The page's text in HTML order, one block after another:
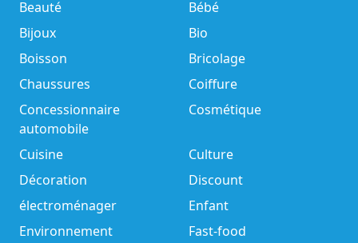
Beauté
Bébé
Bijoux
Bio
Boisson
Bricolage
Chaussures
Coiffure
Concessionnaire
automobile
Cosmétique
Cuisine
Culture
Décoration
Discount
électroménager
Enfant
Environnement
Fast-food